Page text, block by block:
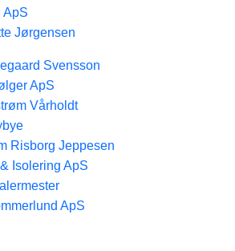
ApS
Jørgensen
Svensson
ApS
Vårholdt
Risborg Jeppesen
Isolering ApS
ApS